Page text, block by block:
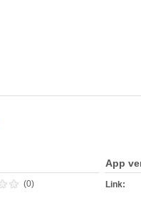
(0)
App
Link: